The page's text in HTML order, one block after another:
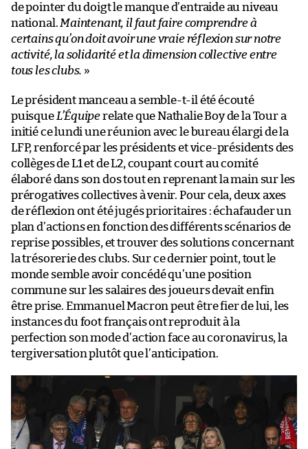
de pointer du doigt le manque d’entraide au niveau
national.Maintenant, il faut faire comprendre à
certains qu’on doit avoir une vraie réflexion sur notre
activité, la solidarité et la dimension collective entre
tous les clubs. »
Le président manceau a semble-t-il été écouté
puisqueL’Équiperelate que Nathalie Boy de la Tour a
initié ce lundi une réunion avec le bureau élargi de la
LFP, renforcé par les présidents et vice-présidents des
collèges de L1 et de L2, coupant court au comité
élaboré dans son dos tout en reprenant la main sur les
prérogatives collectives à venir. Pour cela, deux axes
de réflexion ont été jugés prioritaires : échafauder un
plan d’actions en fonction des différents scénarios de
reprise possibles, et trouver des solutions concernant
la trésorerie des clubs. Sur ce dernier point, tout le
monde semble avoir concédé qu’une position
commune sur les salaires des joueurs devait enfin
être prise. Emmanuel Macron peut être fier de lui, les
instances du foot français ont reproduit à la
perfection son mode d’action face au coronavirus, la
tergiversation plutôt que l’anticipation.